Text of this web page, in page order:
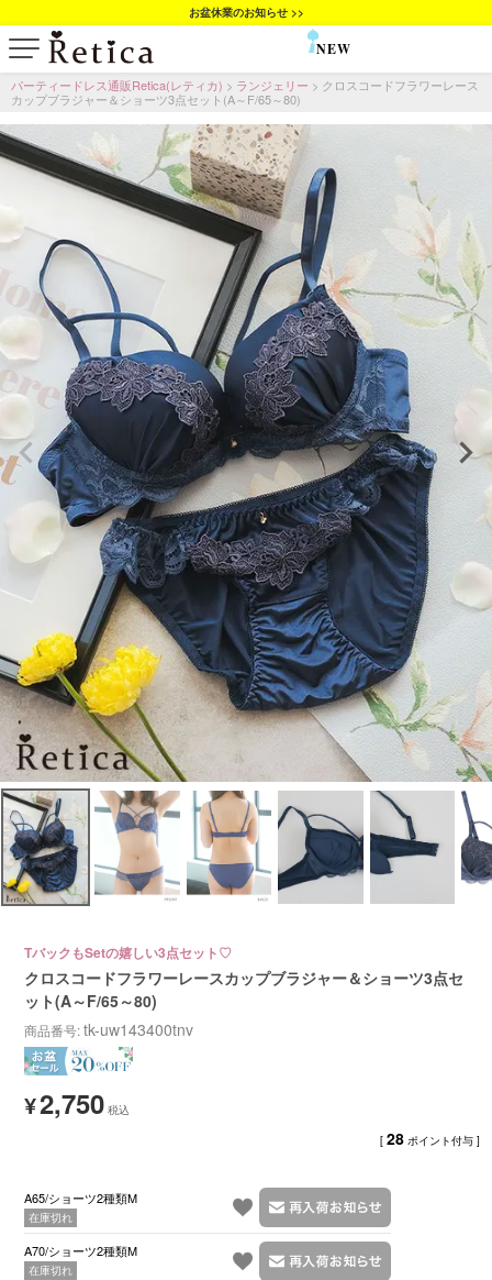
お盆休業のお知らせ >>
NEW
パーティードレス通販Retica(レティカ) ランジェリー
クロスコードフラワーレース
カップブラジャー＆ショーツ3点セット(A～F/65～80)
TバックもSetの嬉しい3点セット♡
クロスコードフラワーレースカップブラジャー＆ショーツ3点セ
ット(A～F/65～80)
商品番号 tk-uw143400tnv
¥2,750
[ 28 ポイント付与 ]
A65/ショーツ2種類M
在庫切れ
A70/ショーツ2種類M
在庫切れ